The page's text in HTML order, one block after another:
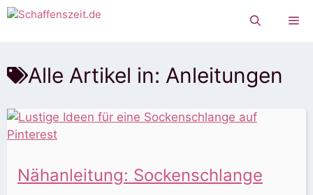
Zum
Alle Artikel in: Anleitungen
Nähanleitung: Sockenschlange